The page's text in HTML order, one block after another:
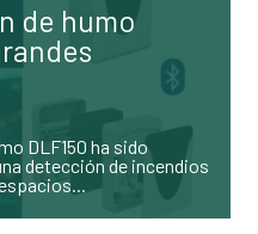
de humo
DLF150 ha sido
detección de incendios